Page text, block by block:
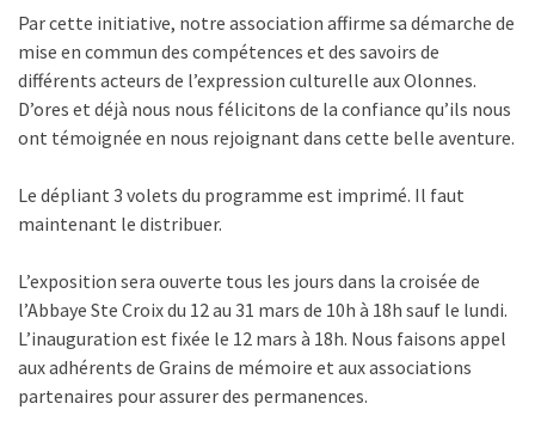
Par cette initiative, notre association affirme sa démarche de
mise en commun des compétences et des savoirs de
différents acteurs de l’expression culturelle aux Olonnes.
D’ores et déjà nous nous félicitons de la confiance qu’ils nous
ont témoignée en nous rejoignant dans cette belle aventure.
Le dépliant 3 volets du programme est imprimé. Il faut
maintenant le distribuer.
L’exposition sera ouverte tous les jours dans la croisée de
l’Abbaye Ste Croix du 12 au 31 mars de 10h à 18h sauf le lundi.
L’inauguration est fixée le 12 mars à 18h. Nous faisons appel
aux adhérents de Grains de mémoire et aux associations
partenaires pour assurer des permanences.